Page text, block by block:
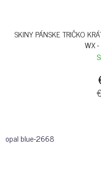
SKINY PÁNSKE TRIČKO
WX
opal blue-2668